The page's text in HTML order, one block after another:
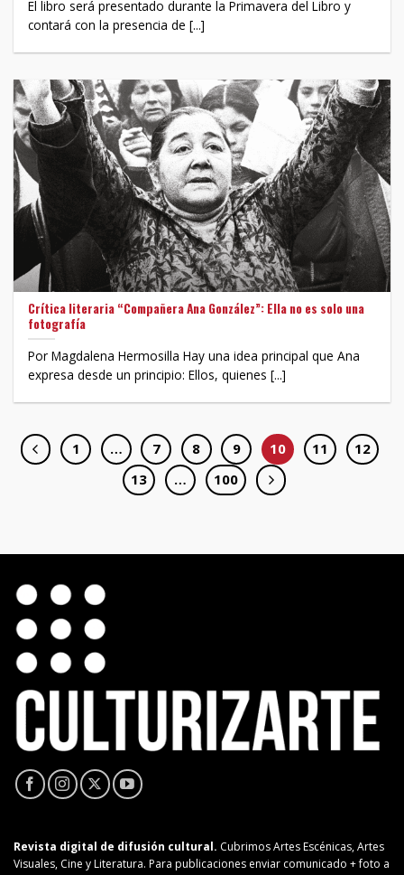
El libro será presentado durante la Primavera del Libro y
contará con la presencia de [...]
Crítica literaria “Compañera Ana González”: Ella no es solo una
fotografía
Por Magdalena Hermosilla Hay una idea principal que Ana
expresa desde un principio: Ellos, quienes [...]
1 … 7 8 9 10 11
12
13
… 100
Revista digital de difusión cultural. Cubrimos Artes Escénicas, Artes
Visuales, Cine y Literatura. Para publicaciones enviar comunicado + foto a